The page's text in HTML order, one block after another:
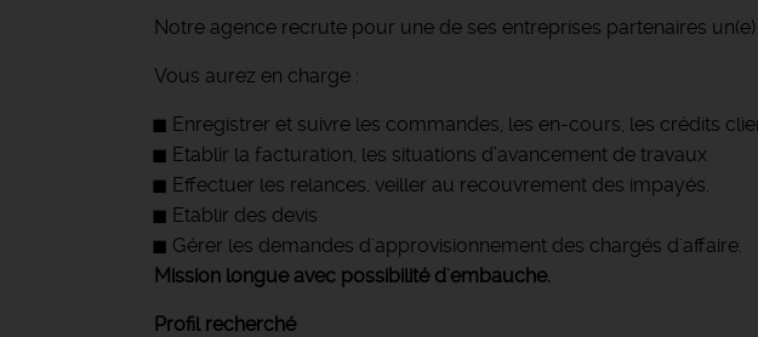
Notre agence recrute pour une de ses entreprises partenaires
Vous aurez en charge :
Enregistrer et suivre les commandes, les en-cours, les crédits
Etablir la facturation, les situations d’avancement de travaux
Effectuer les relances, veiller au recouvrement des impayés.
Etablir des devis
Gérer les demandes d'approvisionnement des chargés d'affaire.
Mission longue avec possibilité d'embauche.
Profil recherché